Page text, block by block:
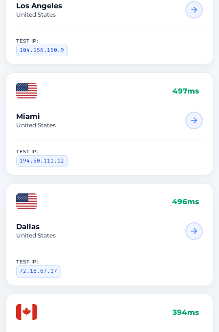
Los Angeles
United States
TEST IP:
104.156.150.9
497ms
Miami
United States
TEST IP:
194.50.111.12
496ms
Dallas
United States
TEST IP:
72.18.67.17
394ms